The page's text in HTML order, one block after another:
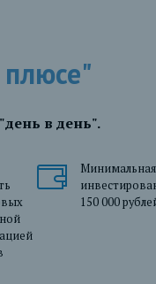
в день".
150 000